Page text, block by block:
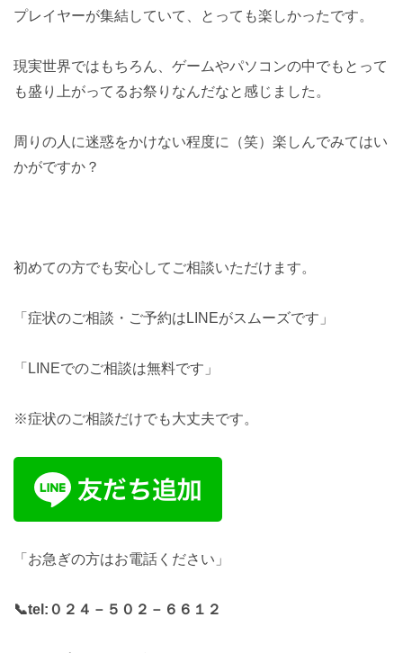
プレイヤーが集結していて、とっても楽しかったです。
現実世界ではもちろん、ゲームやパソコンの中でもとって
も盛り上がってるお祭りなんだなと感じました。
周りの人に迷惑をかけない程度に（笑）楽しんでみてはい
かがですか？
初めての方でも安心してご相談いただけます。
「症状のご相談・ご予約はLINEがスムーズです」
「LINEでのご相談は無料です」
※症状のご相談だけでも大丈夫です。
「お急ぎの方はお電話ください」
📞tel: ０２４－５０２－６６１２